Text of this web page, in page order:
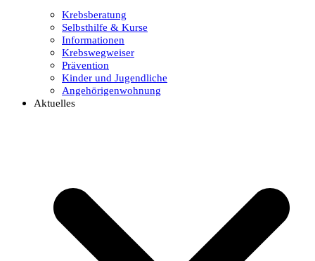
Krebsberatung
Selbsthilfe & Kurse
Informationen
Krebswegweiser
Prävention
Kinder und Jugendliche
Angehörigenwohnung
Aktuelles